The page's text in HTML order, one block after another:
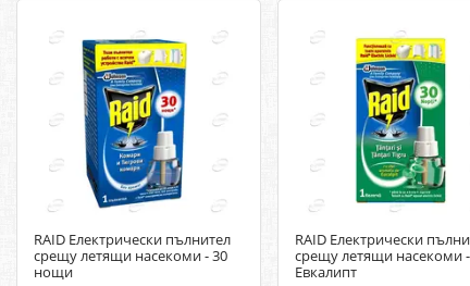
RAID Електрически пълнител
срещу летящи насекоми - 30
нощи
RAID Електрически
срещу летящи насекоми -
Евкалипт